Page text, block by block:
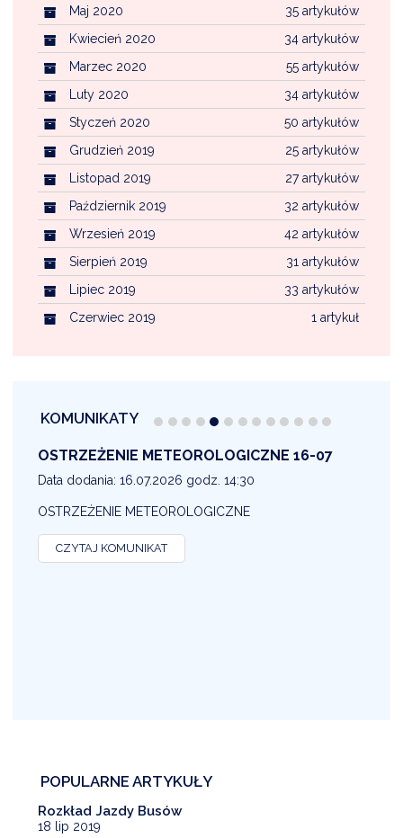
35 artykułów
Maj 2020
34 artykułów
Kwiecień 2020
55 artykułów
Marzec 2020
34 artykułów
Luty 2020
50 artykułów
Styczeń 2020
25 artykułów
Grudzień 2019
27 artykułów
Listopad 2019
32 artykułów
Październik 2019
42 artykułów
Wrzesień 2019
31 artykułów
Sierpień 2019
33 artykułów
Lipiec 2019
1 artykuł
Czerwiec 2019
KOMUNIKATY
OSTRZEŻENIE METEOROLOGICZNE 16-07
Data dodania: 16.07.2026 godz. 14:30
OSTRZEŻENIE METEOROLOGICZNE
CZYTAJ KOMUNIKAT
POPULARNE ARTYKUŁY
Rozkład Jazdy Busów
18 lip 2019